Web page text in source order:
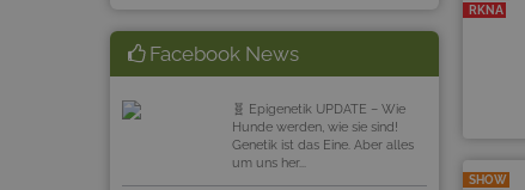
Facebook News
🧬 Epigenetik UPDATE – Wie
Hunde werden, wie sie sind!
Genetik ist das Eine. Aber alles
um uns her...
RKNA
SHOW